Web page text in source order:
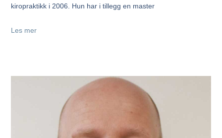
kiropraktikk i 2006. Hun har i tillegg en master
Les mer